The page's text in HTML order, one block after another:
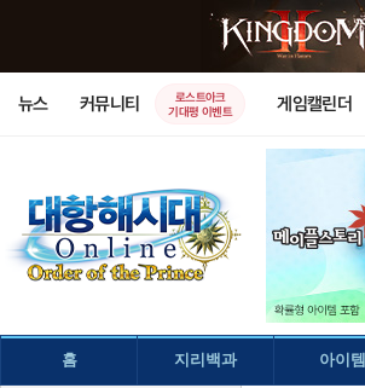
뉴스 커뮤니티
로스트아크
기대평 이벤트
게임캘린더
홈 지리백과 아이템